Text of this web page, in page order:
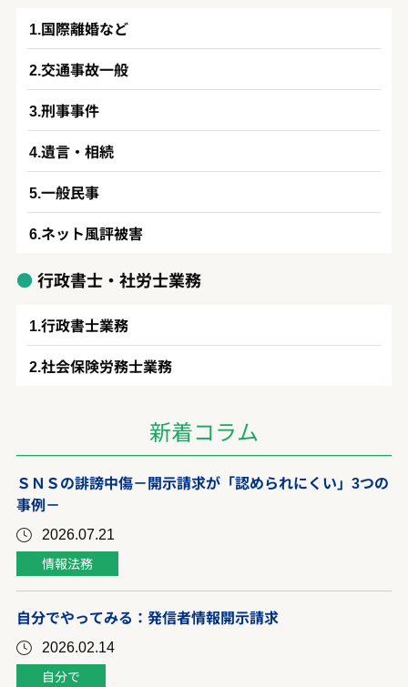
国際離婚など
交通事故一般
刑事事件
遺言・相続
一般民事
ネット風評被害
行政書士・社労士業務
行政書士業務
社会保険労務士業務
新着コラム
ＳＮＳの誹謗中傷－開示請求が「認められにくい」3つの
事例－
2026.07.21
情報法務
自分でやってみる：発信者情報開示請求
2026.02.14
自分で